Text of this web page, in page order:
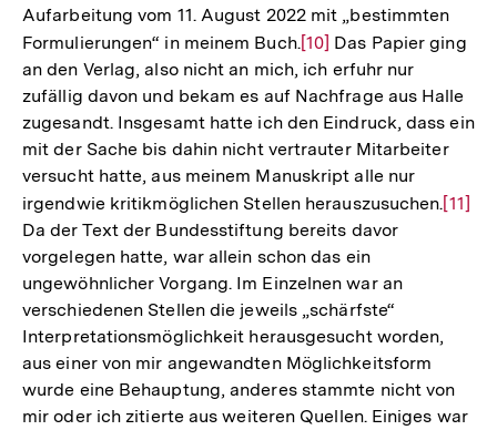
Aufarbeitung vom 11. August 2022 mit „bestimmten
Formulierungen“ in meinem Buch.Zur
Auflösung
der
Fußnote
[10] Das Papier ging
an den Verlag, also nicht an mich, ich erfuhr nur
zufällig davon und bekam es auf Nachfrage aus Halle
zugesandt. Insgesamt hatte ich den Eindruck, dass ein
mit der Sache bis dahin nicht vertrauter Mitarbeiter
versucht hatte, aus meinem Manuskript alle nur
irgendwie kritikmöglichen Stellen herauszusuchen.Zur
[11]
Da der Text der Bundesstiftung bereits davor
vorgelegen hatte, war allein schon das ein
ungewöhnlicher Vorgang. Im Einzelnen war an
verschiedenen Stellen die jeweils „schärfste“
Interpretationsmöglichkeit herausgesucht worden,
aus einer von mir angewandten Möglichkeitsform
wurde eine Behauptung, anderes stammte nicht von
mir oder ich zitierte aus weiteren Quellen. Einiges war